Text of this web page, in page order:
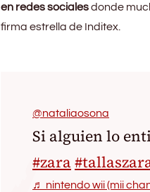
en redes socialesdonde
firma estrella de Inditex.
@nataliaosona
Si alguien lo
#zara
♬ nintendo wii (mii